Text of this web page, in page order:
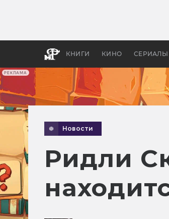
РЕКЛАМА
КНИГИ КИНО СЕРИАЛЫ
Новости
Ридли